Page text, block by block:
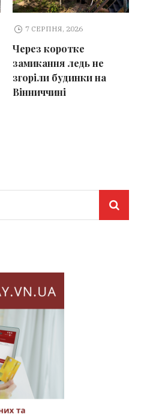
7 СЕРПНЯ, 2026
Через коротке
замикання ледь не
згоріли будинки на
Вінниччині